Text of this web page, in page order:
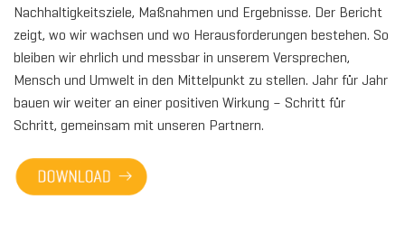
Nachhaltigkeitsziele, Maßnahmen und Ergebnisse. Der Bericht
zeigt, wo wir wachsen und wo Herausforderungen bestehen. So
bleiben wir ehrlich und messbar in unserem Versprechen,
Mensch und Umwelt in den Mittelpunkt zu stellen. Jahr für Jahr
bauen wir weiter an einer positiven Wirkung – Schritt für
Schritt, gemeinsam mit unseren Partnern.